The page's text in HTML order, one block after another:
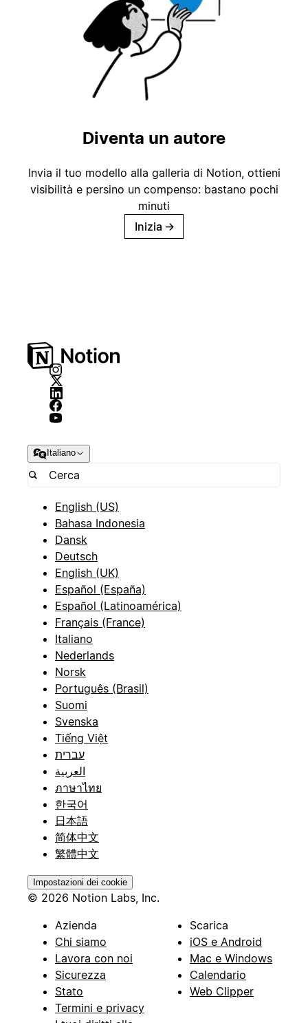
Diventa un autore
Invia il tuo modello alla galleria di Notion, ottieni
visibilità e persino un compenso: bastano pochi
minuti
Inizia →
Italiano
English (US)
Bahasa Indonesia
Dansk
Deutsch
English (UK)
Español (España)
Español (Latinoamérica)
Français (France)
Italiano
Nederlands
Norsk
Português (Brasil)
Suomi
Svenska
Tiếng Việt
עברית
العربية
ภาษาไทย
한국어
日本語
简体中文
繁體中文
Impostazioni dei cookie
© 2026 Notion Labs, Inc.
Azienda
Chi siamo
Lavora con noi
Sicurezza
Stato
Termini e privacy
Scarica
iOS e Android
Mac e Windows
Calendario
Web Clipper